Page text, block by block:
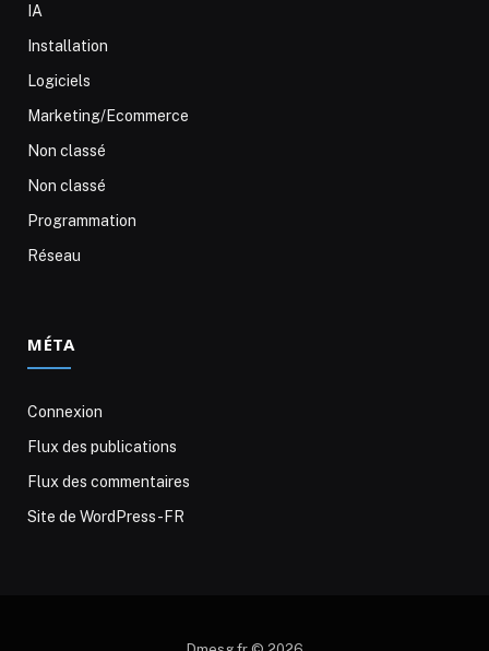
IA
Installation
Logiciels
Marketing/Ecommerce
Non classé
Non classé
Programmation
Réseau
MÉTA
Connexion
Flux des publications
Flux des commentaires
Site de WordPress-FR